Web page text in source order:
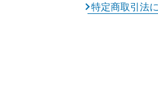
特定商取引法